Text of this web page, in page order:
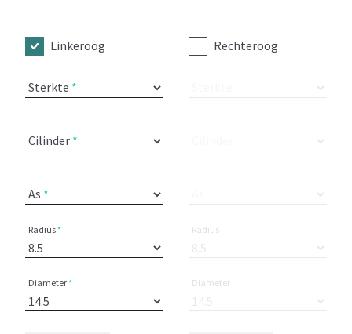
Linkeroog
Sterkte
Cilinder
As
Radius
Diameter
Rechteroog
Radius
Diameter